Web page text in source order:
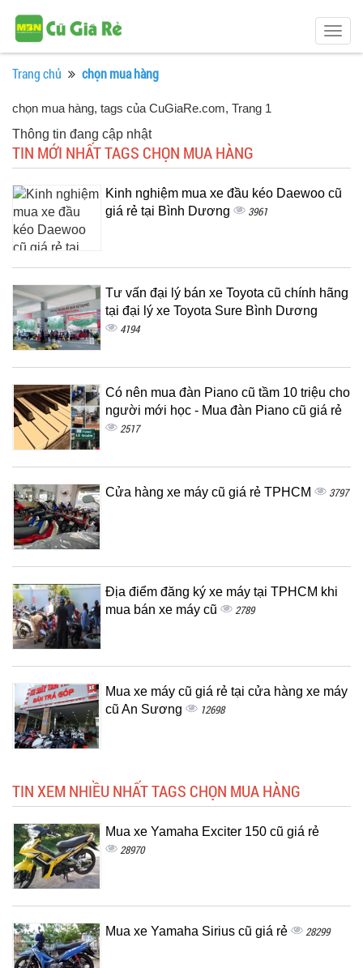
Trang chủ chọn mua hàng
chọn mua hàng, tags của CuGiaRe.com, Trang 1
Thông tin đang cập nhật
TIN MỚI NHẤT TAGS CHỌN MUA HÀNG
Kinh nghiệm mua xe đầu kéo Daewoo cũ
giá rẻ tại Bình Dương
3961
Tư vấn đại lý bán xe Toyota cũ chính hãng
tại đại lý xe Toyota Sure Bình Dương
4194
Có nên mua đàn Piano cũ tầm 10 triệu cho
người mới học - Mua đàn Piano cũ giá rẻ
2517
Cửa hàng xe máy cũ giá rẻ TPHCM 3797
Địa điểm đăng ký xe máy tại TPHCM khi
mua bán xe máy cũ
2789
Mua xe máy cũ giá rẻ tại cửa hàng xe máy
cũ An Sương
12698
TIN XEM NHIỀU NHẤT TAGS CHỌN MUA HÀNG
Mua xe Yamaha Exciter 150 cũ giá rẻ
28970
Mua xe Yamaha Sirius cũ giá rẻ 28299